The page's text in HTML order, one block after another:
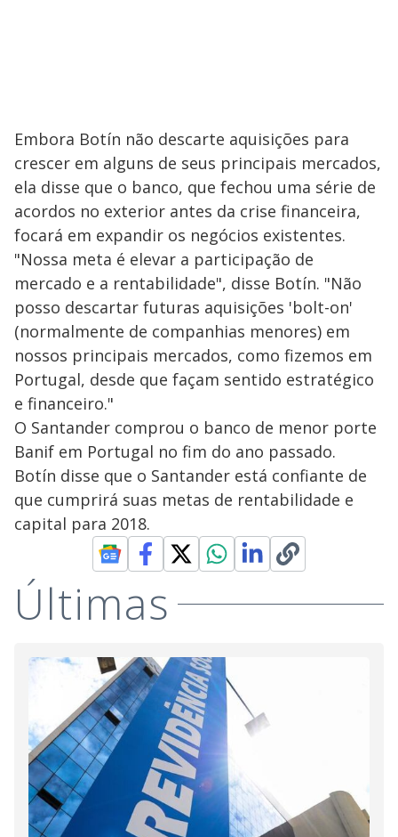
Embora Botín não descarte aquisições para
crescer em alguns de seus principais mercados,
ela disse que o banco, que fechou uma série de
acordos no exterior antes da crise financeira,
focará em expandir os negócios existentes.
"Nossa meta é elevar a participação de
mercado e a rentabilidade", disse Botín. "Não
posso descartar futuras aquisições 'bolt-on'
(normalmente de companhias menores) em
nossos principais mercados, como fizemos em
Portugal, desde que façam sentido estratégico
e financeiro."
O Santander comprou o banco de menor porte
Banif em Portugal no fim do ano passado.
Botín disse que o Santander está confiante de
que cumprirá suas metas de rentabilidade e
capital para 2018.
Últimas